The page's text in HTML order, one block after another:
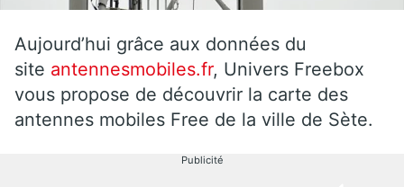
Aujourd’hui grâce aux données du
site antennesmobiles.fr, Univers Freebox
vous propose de découvrir la carte des
antennes mobiles Free de la ville de Sète.
Publicité